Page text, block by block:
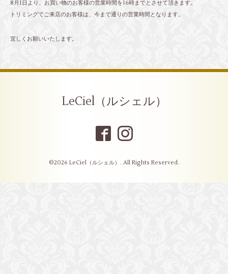
8月1日より、お買い物のお客様の営業時間を16時までとさせて頂きます。
トリミングでご来店のお客様は、今まで通りの営業時間となります。
宜しくお願いいたします。
LeCiel（ルシェル）
©2026 LeCiel（ルシェル） . All Rights Reserved.